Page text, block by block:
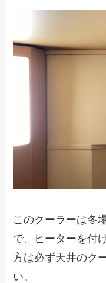
このクーラーは冬
で、ヒーターを付
方は必ず天井のク
い。